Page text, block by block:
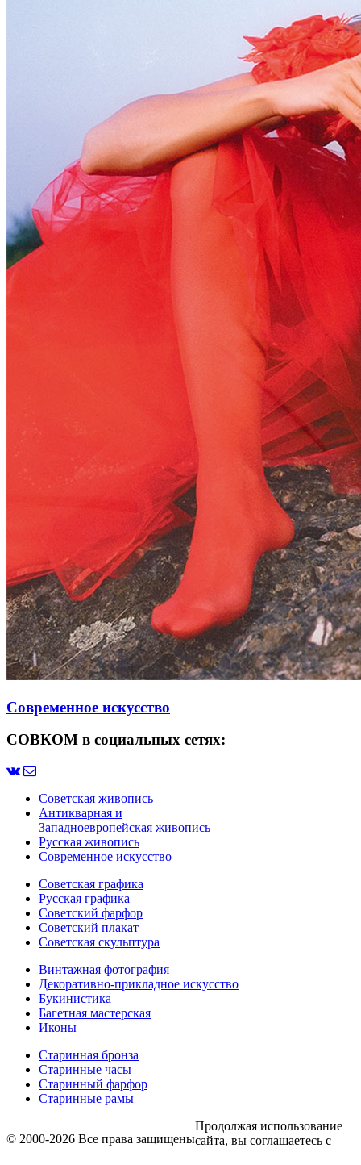
Современное искусство
СОВКОМ в социальных сетях:
Советская живопись
Антикварная и
Западноевропейская живопись
Русская живопись
Современное искусство
Советская графика
Русская графика
Советский фарфор
Советский плакат
Советская скульптура
Винтажная фотография
Декоративно-прикладное искусство
Букинистика
Багетная мастерская
Иконы
Старинная бронза
Старинные часы
Старинный фарфор
Старинные рамы
© 2000-2026 Все права защищены
Продолжая использование
сайта, вы соглашаетесь с